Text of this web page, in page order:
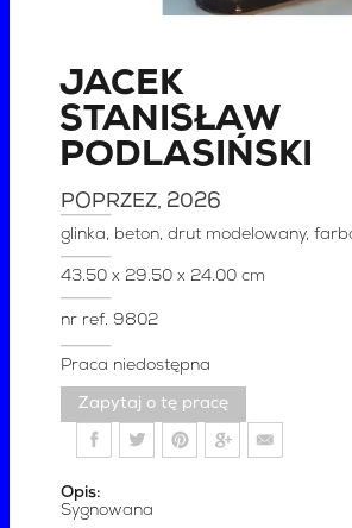
JACEK
STANISŁAW
PODLASIŃSKI
POPRZEZ, 2026
glinka, beton, drut modelowany,
43.50 x 29.50 x 24.00 cm
nr ref.9802
Praca niedostępna
Zapytaj o tę pracę
Opis:
Sygnowana